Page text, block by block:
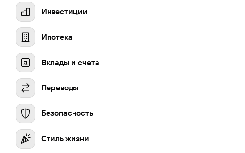
Инвестиции
Ипотека
Вклады и счета
Переводы
Безопасность
Стиль жизни